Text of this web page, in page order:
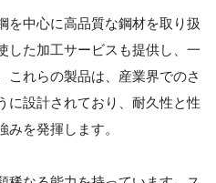
を中心に高品質な鋼材を取り扱
した加工サービスも提供し、一
これらの製品は、産業界でのさ
に設計されており、耐久性と性
を発揮します。